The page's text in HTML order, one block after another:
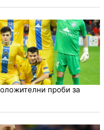
проби за